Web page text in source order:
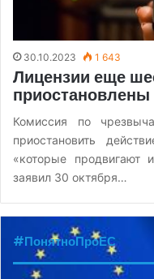
30.10.2023 1 643
Лицензии еще
Комиссия по
приостановить
«которые продвигают
заявил 30 октября…
#ПонятноПроЕС